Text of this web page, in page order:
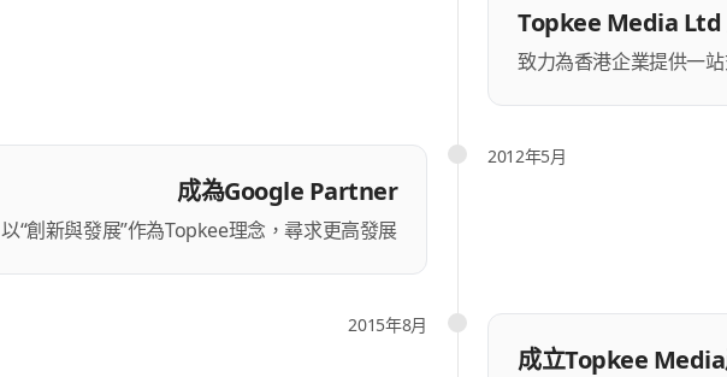
Topkee Media Ltd
致力為香港企業提供一
2012年5月
成為Google Partner
以“創新與發展”作為Topkee理念，尋求更高發展
2015年8月
成立Topkee